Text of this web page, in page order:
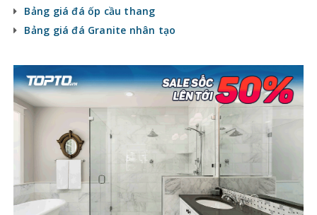
Bảng giá đá ốp cầu thang
Bảng giá đá Granite nhân tạo